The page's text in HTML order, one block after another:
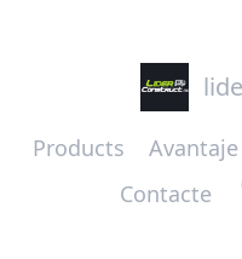
Products Avantaje
Contacte